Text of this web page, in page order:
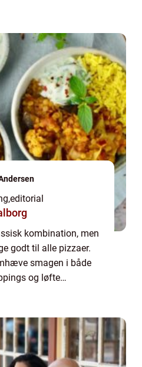
,editorial
kombination, men
godt til alle pizzaer.
smagen i både
og løfte